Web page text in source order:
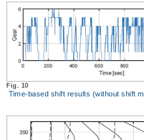
Fig. 10
Time-based shift results (without shift